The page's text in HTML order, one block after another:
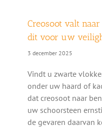
Creosoot valt
dit voor uw
3 december 2025
Vindt u zwarte
onder uw haard of
dat creosoot naar
uw schoorsteen
de gevaren daarvan